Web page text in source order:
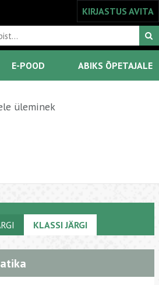
KIRJASTUS AVITA
E-POOD ABIKS ÕPETAJALE
üleminek
KLASSI JÄRGI